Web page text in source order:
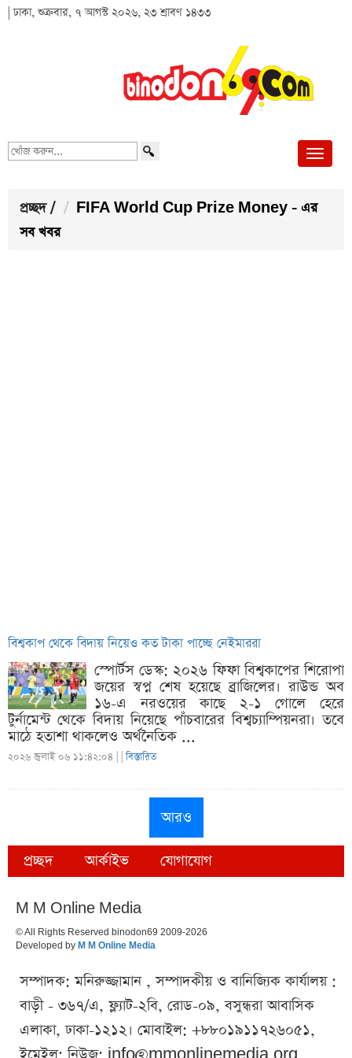
| ঢাকা, শুক্রবার, ৭ আগস্ট ২০২৬, ২৩ শ্রাবণ ১৪৩৩
খোঁজ
প্রচ্ছদ /
FIFA World Cup Prize Money - এর
সব খবর
বিশ্বকাপ থেকে বিদায় নিয়েও কত টাকা পাচ্ছে নেইমাররা
স্পোর্টস ডেস্ক: ২০২৬ ফিফা বিশ্বকাপের শিরোপা
জয়ের স্বপ্ন শেষ হয়েছে ব্রাজিলের। রাউন্ড অব
১৬-এ নরওয়ের কাছে ২-১ গোলে হেরে
টুর্নামেন্ট থেকে বিদায় নিয়েছে পাঁচবারের বিশ্বচ্যাম্পিয়নরা। তবে
মাঠে হতাশা থাকলেও অর্থনৈতিক ...
২০২৬ জুলাই ০৬ ১১:৪২:০৪ | |বিস্তারিত
আরও
প্রচ্ছদ আর্কাইভ যোগাযোগ
M M Online Media
© All Rights Reserved binodon69 2009-2026
Developed by M M Online Media
সম্পাদক: মনিরুজ্জামান , সম্পাদকীয় ও বানিজ্যিক কার্যালয় :
বাড়ী - ৩৬৭/এ, ফ্ল্যাট-২বি, রোড-০৯, বসুন্ধরা আবাসিক
এলাকা, ঢাকা-১২১২। মোবাইল: +৮৮০১৯১১৭২৬০৫১,